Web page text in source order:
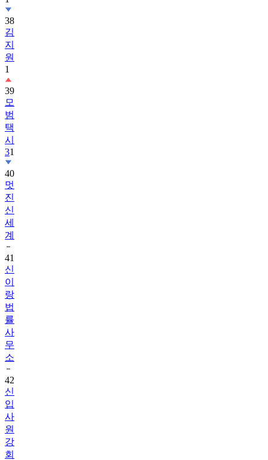
38
김
지
원
1
39
모
범
택
시
31
40
멋
진
신
세
계
41
신
이
랑
법
률
사
무
소
42
신
입
사
원
강
회